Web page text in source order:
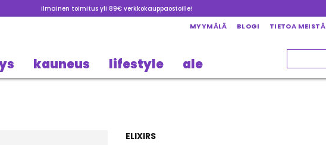
Ilmainen toimitus yli 89€ verkkokauppaostoille!
MYYMÄLÄ BLOGI TIETOA MEISTÄ
kauneus lifestyle ale
ELIXIRS